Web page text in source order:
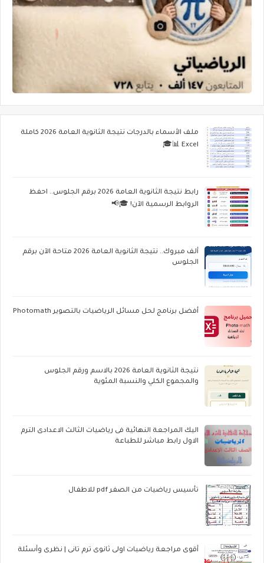
ملف الأسماء بالدرجات نتيجة الثانوية العامة 2026 كاملة
Excel 📊🎓
رابط نتيجة الثانوية العامة 2026 برقم الجلوس.. احفظ
الروابط الرسمية الآن! 🎓📢
ألف مبروك.. نتيجة الثانوية العامة 2026 متاحة الآن برقم
الجلوس
أفضل برنامج لحل مسائل الرياضيات بالتصوير Photomath
نتيجة الثانوية العامة 2026 بالاسم ورقم الجلوس
والمجموع الكلي والنسبة المئوية
اليك المراجعة النهائية فى رياضيات الثالث الاعدادى الترم
الاول رابط مباشر للطباعة
تأسيس رياضيات من الصفر pdf للاطفال
أقوى مراجعة رياضيات اولى ثانوى ترم تانى | نظرى وأسئلة